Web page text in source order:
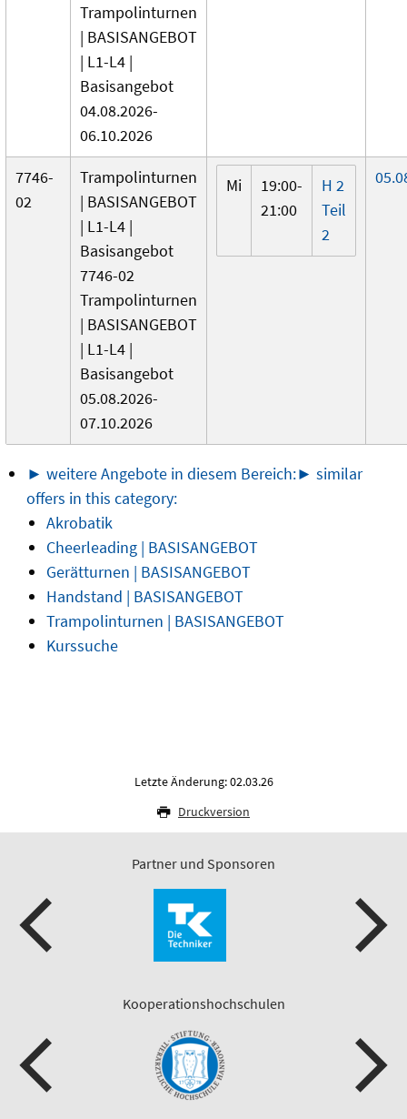
Trampolinturnen
| BASISANGEBOT
| L1-L4 |
Basisangebot
04.08.2026-
06.10.2026
7746-
02
Trampolinturnen
| BASISANGEBOT
| L1-L4 |
Basisangebot
7746-02
Trampolinturnen
| BASISANGEBOT
| L1-L4 |
Basisangebot
05.08.2026-
07.10.2026
Mi
19:00-
21:00
H 2
Teil
2
► weitere Angebote in diesem Bereich:► similar
offers in this category:
Akrobatik
Cheerleading | BASISANGEBOT
Gerätturnen | BASISANGEBOT
Handstand | BASISANGEBOT
Trampolinturnen | BASISANGEBOT
Kurssuche
Letzte Änderung: 02.03.26
Druckversion
Partner und Sponsoren
Kooperationshochschulen